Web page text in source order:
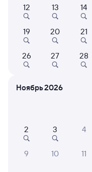
147Е Проходящий
Ульт-Ягун
из Нижневартовска-1
03:46
от 6 ⁠942 ⁠₽ 7
12 13 14
19 20 21
26 27 28
Ноябрь 2026
2 3 4
9 10 11